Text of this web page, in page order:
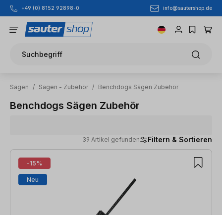
Zum Hauptinhalt springen
+49 (0) 8152 92898-0 info@sautershop.de
Suchbegriff
Sägen / Sägen - Zubehör / Benchdogs Sägen Zubehör
Benchdogs Sägen Zubehör
39 Artikel gefunden Filtern & Sortieren
39 Artikel gefunden
-15%
Neu